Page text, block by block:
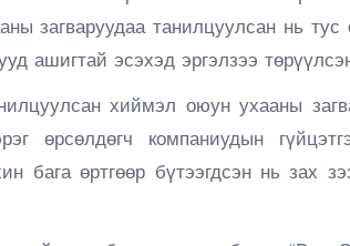
загваруудаа танилцуулсан нь тус
ашигтай эсэхэд эргэлзээ
хиймэл оюун ухааны
өрсөлдөгч компаниудын
бага өртгөөр бүтээгдсэн нь зах